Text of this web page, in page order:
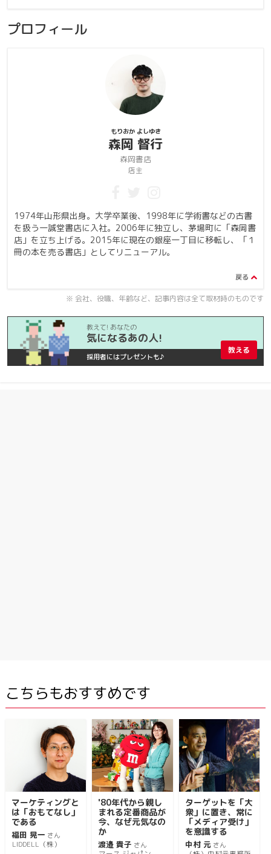
プロフィール
森岡 督行
もりおか よしゆき
森岡書店
店主
1974年山形県出身。大学卒業後、1998年に学術書などの古書
を扱う一誠堂書店に入社。2006年に独立し、茅場町に「森岡書
店」を立ち上げる。2015年に現在の銀座一丁目に移転し、「１
冊の本を売る書店」としてリニューアル。
※ 会社、役職、年齢など、記事内容は全て取材時のものです
教えて! あなたの
気になるあの人!
採用者にはプレゼントも♪
教える
こちらもおすすめです
マーケティングと
は「おもてなし」
である
福田 晃一 さん
LIDDELL（株）
'80年代から親し
まれる定番商品が
今、なぜ元気なの
か
渡邉 貴子 さん
ターゲットを「大
衆」に置き、常に
「メディア受け」
を意識する
中村 元 さん